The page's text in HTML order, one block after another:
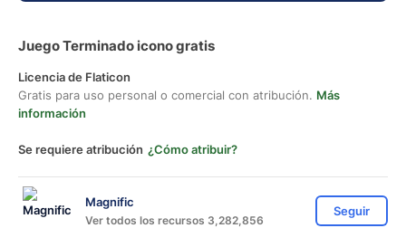
Juego Terminado icono gratis
Licencia de Flaticon
Gratis para uso personal o comercial con atribución. Más
información
Se requiere atribución ¿Cómo atribuir?
Magnific
Ver todos los recursos 3,282,856
Seguir